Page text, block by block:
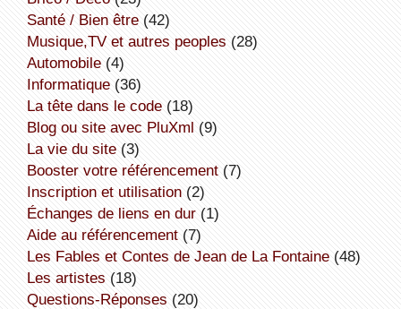
Santé / Bien être(42)
Musique,TV et autres peoples (28)
Automobile(4)
informatique(36)
la tête dans le code(18)
Blog ou site avec PluXml (9)
la vie du site(3)
booster votre référencement(7)
inscription et utilisation(2)
échanges de liens en dur(1)
aide au référencement(7)
Les Fables et Contes de Jean de La Fontaine(48)
Les artistes (18)
Questions-Réponses (20)